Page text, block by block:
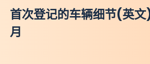
首次登记的车辆细节(英
月